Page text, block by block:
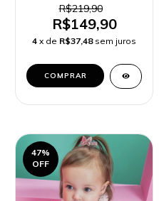
R$219,90
R$149,90
4 x de R$37,48 sem juros
COMPRAR
47%
OFF